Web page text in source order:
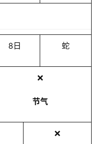
8日 蛇
❌
节气
❌